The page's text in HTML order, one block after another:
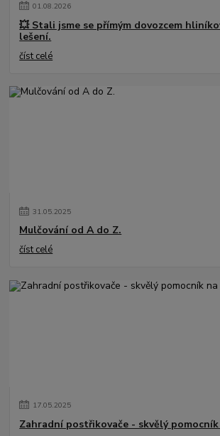
01.08.2026
💥 Stali jsme se přímým dovozcem
lešení.
číst celé
31.05.2025
Mulčování od A do Z.
číst celé
17.05.2025
Zahradní postřikovače - skvělý